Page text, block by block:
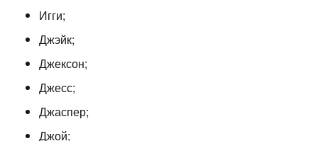
Игги;
Джэйк;
Джексон;
Джесс;
Джаспер;
Джой;